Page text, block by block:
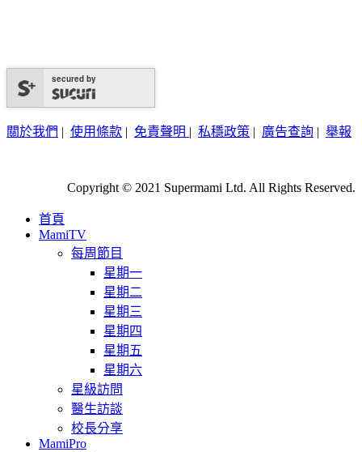
secured by
關於我們 | 使用條款 | 免責聲明 | 私穩政策 | 廣告查詢 | 舉報
Copyright © 2021 Supermami Ltd. All Rights Reserved.
首頁
MamiTV
每周節目
星期一
星期二
星期三
星期四
星期五
星期六
星級訪問
醫生訪談
校長分享
MamiPro